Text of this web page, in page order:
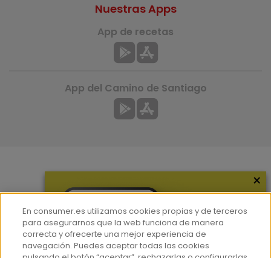
Hemeroteca
Contacto
Nuestras Apps
App de recetas
App del Camino de Santiago
×
En consumer.es utilizamos cookies propias y de terceros
para asegurarnos que la web funciona de manera
correcta y ofrecerte una mejor experiencia de
navegación. Puedes aceptar todas las cookies